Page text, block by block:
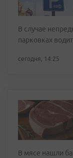
В случае
парковках
сегодня, 14:25
В мясе нашли